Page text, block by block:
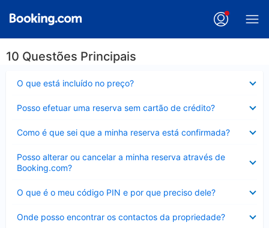
10 Questões Principais
O que está incluído no preço?
fechado
Posso efetuar uma reserva sem cartão de crédito?
fechado
Como é que sei que a minha reserva está confirmada?
fechado
Posso alterar ou cancelar a minha reserva através de
Booking.com?
fechado
O que é o meu código PIN e por que preciso dele?
fechado
Onde posso encontrar os contactos da propriedade?
fechado